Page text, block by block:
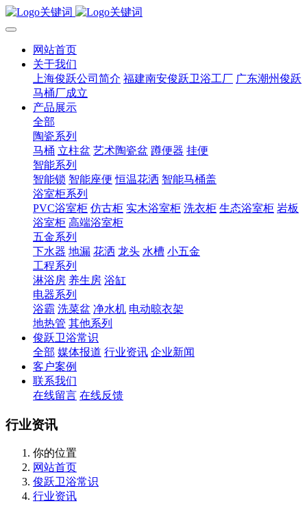
网站首页
关于我们
上海俊跃公司简介 福建南安俊跃卫浴工厂 广东潮州俊跃
马桶厂成立
产品展示
全部
陶瓷系列
马桶 立柱盆 艺术陶瓷盆 蹲便器 挂便
智能系列
智能锁 智能座便 恒温花洒 智能马桶盖
浴室柜系列
PVC浴室柜 仿古柜 实木浴室柜 洗衣柜 生态浴室柜 岩板
浴室柜 高端浴室柜
五金系列
下水器 地漏 花洒 龙头 水槽 小五金
工程系列
淋浴房 养生房 浴缸
电器系列
浴霸 洗菜盆 净水机 电动晾衣架
地热管 其他系列
俊跃卫浴常识
全部 媒体报道 行业资讯 企业新闻
客户案例
联系我们
在线留言 在线反馈
行业资讯
你的位置
网站首页
俊跃卫浴常识
行业资讯